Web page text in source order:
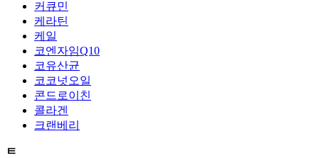
커큐민
케라틴
케일
코엔자임Q10
코유산균
코코넛오일
콘드로이친
콜라겐
크랜베리
ㅌ